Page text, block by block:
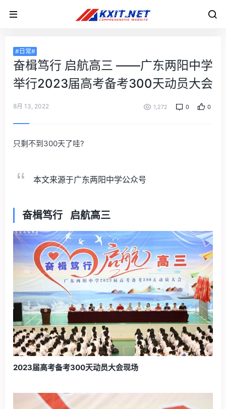
#日常#
奋楫笃行 启航高三 ——广东两阳中学
举行2023届高考备考300天动员大会
8月 13, 2022 1,272 0 0
只剩不到300天了哇?
本文来源于广东两阳中学公众号
奋楫笃行 启航高三
2023届高考备考300天动员大会现场